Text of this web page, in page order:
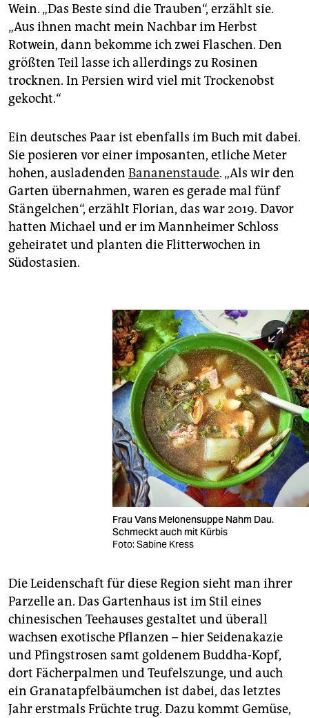
Wein. „Das Beste sind die Trauben“, erzählt sie.
„Aus ihnen macht mein Nachbar im Herbst
Rotwein, dann bekomme ich zwei Flaschen. Den
größten Teil lasse ich allerdings zu Rosinen
trocknen. In Persien wird viel mit Trockenobst
gekocht.“
Ein deutsches Paar ist ebenfalls im Buch mit dabei.
Sie posieren vor einer imposanten, etliche Meter
hohen, ausladenden Bananenstaude. „Als wir den
Garten übernahmen, waren es gerade mal fünf
Stängelchen“, erzählt Florian, das war 2019. Davor
hatten Michael und er im Mannheimer Schloss
geheiratet und planten die Flitterwochen in
Südostasien.
Frau Vans Melonensuppe Nahm Dau.
Schmeckt auch mit Kürbis
Foto: Sabine Kress
Die Leidenschaft für diese Region sieht man ihrer
Parzelle an. Das Gartenhaus ist im Stil eines
chinesischen Teehauses gestaltet und überall
wachsen exotische Pflanzen – hier Seidenakazie
und Pfingstrosen samt goldenem Buddha-Kopf,
dort Fächerpalmen und Teufelszunge, und auch
ein Granatapfelbäumchen ist dabei, das letztes
Jahr erstmals Früchte trug. Dazu kommt Gemüse,